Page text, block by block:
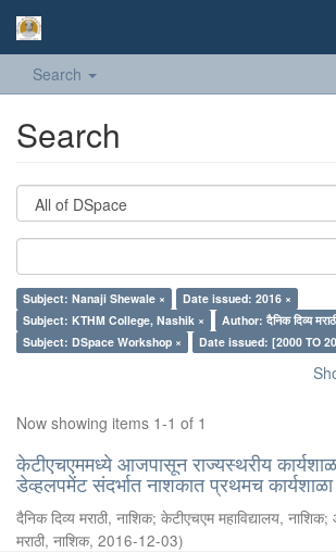
Search
Search
Subject: Nanaji Shewale ×
Date issued: 2016 ×
Subject: KTHM College, Nashik ×
Author: दैनिक दिव्य
Subject: DSpace Workshop ×
Date issued: [2000 TO
Now showing items 1-1 of 1
केटीएचएममध्ये आजपासून राज्यस्थरीय
डेव्हलपमेंट संदर्भात नाशकात प्रथमच कार्यशाळा
दैनिक दिव्य मराठी, नाशिक; केटीएचएम महाविद्यालय, नाशिक;
मराठी, नाशिक, 2016-12-03)